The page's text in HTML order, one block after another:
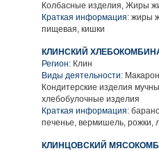
Колбасные изделия, Жиры
Краткая информация: жиры
пищевая, кишки
КЛИНСКИЙ
Регион: Клин
Виды деятельности:
Кондитерские изделия
хлебобулочные изделия
Краткая информация:
печенье, вермишель, рожки,
КЛИНЦОВСКИЙ